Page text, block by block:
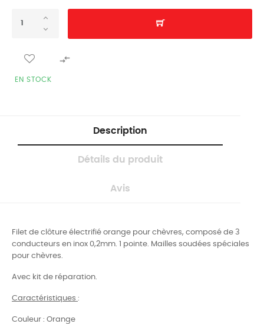

EN STOCK
Description
Détails du produit
Avis
Filet de clôture électrifié orange pour chèvres, composé de 3
conducteurs en inox 0,2mm. 1 pointe. Mailles soudées spéciales
pour chèvres.
Avec kit de réparation.
Caractéristiques :
Couleur : Orange